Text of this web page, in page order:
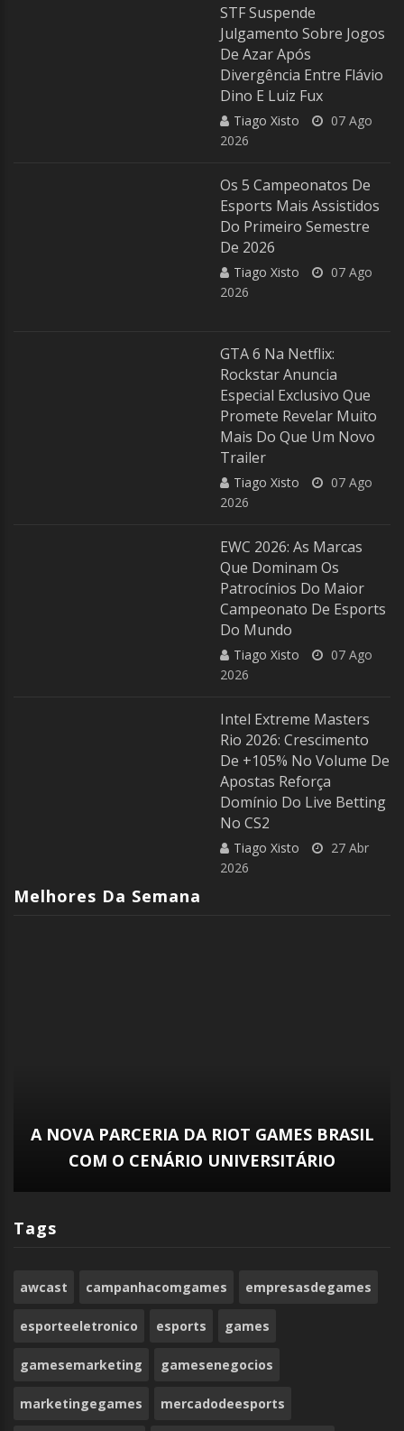
STF Suspende
Julgamento Sobre Jogos
De Azar Após
Divergência Entre Flávio
Dino E Luiz Fux
Tiago Xisto
07 Ago
2026
Os 5 Campeonatos De
Esports Mais Assistidos
Do Primeiro Semestre
De 2026
Tiago Xisto
07 Ago
2026
GTA 6 Na Netflix:
Rockstar Anuncia
Especial Exclusivo Que
Promete Revelar Muito
Mais Do Que Um Novo
Trailer
Tiago Xisto
07 Ago
2026
EWC 2026: As Marcas
Que Dominam Os
Patrocínios Do Maior
Campeonato De Esports
Do Mundo
Tiago Xisto
07 Ago
2026
Intel Extreme Masters
Rio 2026: Crescimento
De +105% No Volume De
Apostas Reforça
Domínio Do Live Betting
No CS2
Tiago Xisto
27 Abr
2026
Melhores Da Semana
A NOVA PARCERIA DA RIOT GAMES BRASIL
COM O CENÁRIO UNIVERSITÁRIO
Tags
awcast campanhacomgames empresasdegames
esporteeletronico esports games
gamesemarketing gamesenegocios
marketingegames mercadodeesports